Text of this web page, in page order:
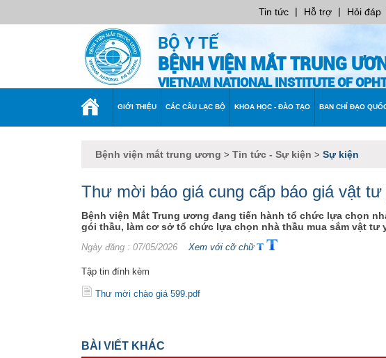
Tin tức | Hỗ trợ | Hỏi đáp
BỘ Y TẾ
BỆNH VIỆN MẮT TRUNG
VIETNAM NATIONAL INSTITUTE OF
TRANG GIỚI THIỆU CÁC CÂU LẠC BỘ KHOA HỌC - ĐÀO TẠO BAN CHỈ ĐẠO
Bệnh viện mắt trung ương > Tin tức - Sự kiện > Sự kiện
Thư mời báo giá cung cấp báo giá vật
Bệnh viện Mắt Trung ương đang tiến hành tổ chức lựa chọn
gói thầu, làm cơ sở tổ chức lựa chọn nhà thầu mua sắm vật tư
Ngày đăng : 07/05/2026 Xem với cỡ chữ
Tập tin đính kèm
Thư mời chào giá 599.pdf
BÀI VIẾT KHÁC